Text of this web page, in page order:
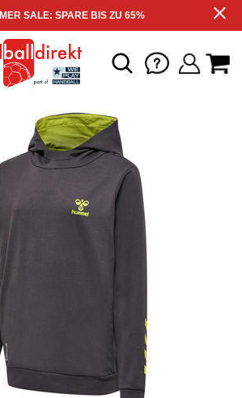
SALE: SPARE BIS ZU 65%